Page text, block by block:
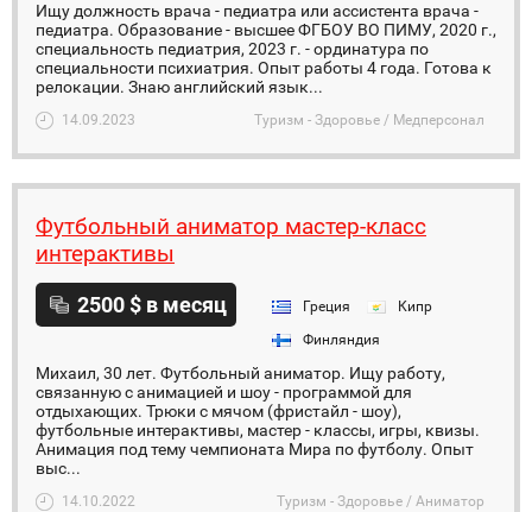
Ищу должность врача - педиатра или ассистента врача -
педиатра. Образование - высшее ФГБОУ ВО ПИМУ, 2020 г.,
специальность педиатрия, 2023 г. - ординатура по
специальности психиатрия. Опыт работы 4 года. Готова к
релокации. Знаю английский язык...
14.09.2023 Туризм - Здоровье / Медперсонал
Футбольный аниматор мастер-класс
интерактивы
2500 $ в месяц Греция
Кипр
Финляндия
Михаил, 30 лет. Футбольный аниматор. Ищу работу,
связанную с анимацией и шоу - программой для
отдыхающих. Трюки с мячом (фристайл - шоу),
футбольные интерактивы, мастер - классы, игры, квизы.
Анимация под тему чемпионата Мира по футболу. Опыт
выс...
14.10.2022 Туризм - Здоровье / Аниматор